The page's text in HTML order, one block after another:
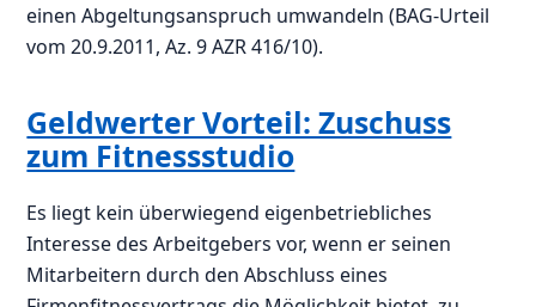
einen Abgeltungsanspruch umwandeln (BAG-Urteil
vom 20.9.2011, Az. 9 AZR 416/10).
Geldwerter Vorteil: Zuschuss
zum Fitnessstudio
Es liegt kein überwiegend eigenbetriebliches
Interesse des Arbeitgebers vor, wenn er seinen
Mitarbeitern durch den Abschluss eines